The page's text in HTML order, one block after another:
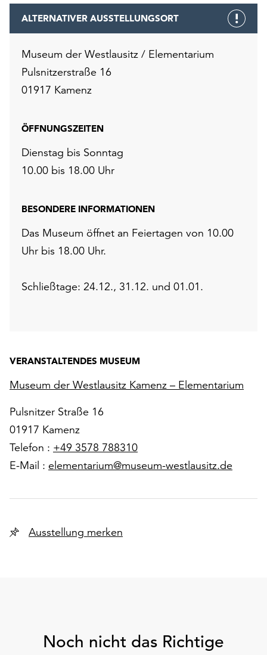
ALTERNATIVER AUSSTELLUNGSORT
Museum der Westlausitz / Elementarium
Pulsnitzerstraße 16
01917 Kamenz
ÖFFNUNGSZEITEN
Dienstag bis Sonntag
10.00 bis 18.00 Uhr
BESONDERE INFORMATIONEN
Das Museum öffnet an Feiertagen von 10.00
Uhr bis 18.00 Uhr.
Schließtage: 24.12., 31.12. und 01.01.
VERANSTALTENDES MUSEUM
Museum der Westlausitz Kamenz – Elementarium
Pulsnitzer Straße 16
01917 Kamenz
Telefon : +49 3578 788310
E-Mail : elementarium@museum-westlausitz.de
Ausstellung merken
Noch nicht das Richtige